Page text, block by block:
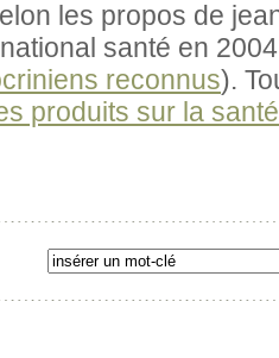
les propos de
santé en
reconnus).
produits sur la